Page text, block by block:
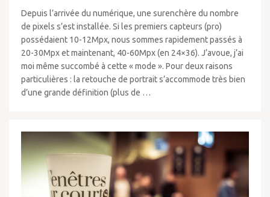
Depuis l’arrivée du numérique, une surenchère du nombre
de pixels s’est installée. Si les premiers capteurs (pro)
possédaient 10-12Mpx, nous sommes rapidement passés à
20-30Mpx et maintenant, 40-60Mpx (en 24×36). J’avoue, j’ai
moi même succombé à cette « mode ». Pour deux raisons
particulières : la retouche de portrait s’accommode très bien
d’une grande définition (plus de …